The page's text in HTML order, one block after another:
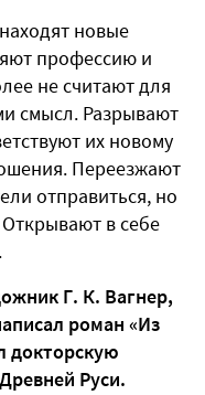
новые
профессию и
не считают для
смысл. Разрывают
их новому
Переезжают
отправиться, но
в себе
Г. К. Вагнер,
роман «Из
докторскую
Руси.